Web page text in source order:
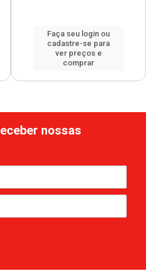
Faça seu login ou
cadastre-se para
ver preços e
comprar
nossas